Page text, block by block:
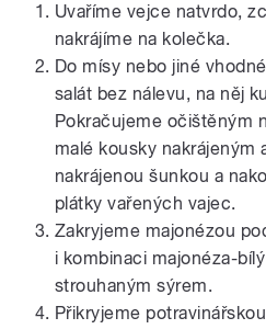
Uvaříme vejce natvrdo,
nakrájíme na kolečka.
Do mísy nebo jiné
salát bez nálevu, na něj
Pokračujeme očištěným
malé kousky nakrájeným
nakrájenou šunkou a
plátky vařených vajec.
Zakryjeme majonézou
i kombinaci majonéza-
strouhaným sýrem.
Přikryjeme